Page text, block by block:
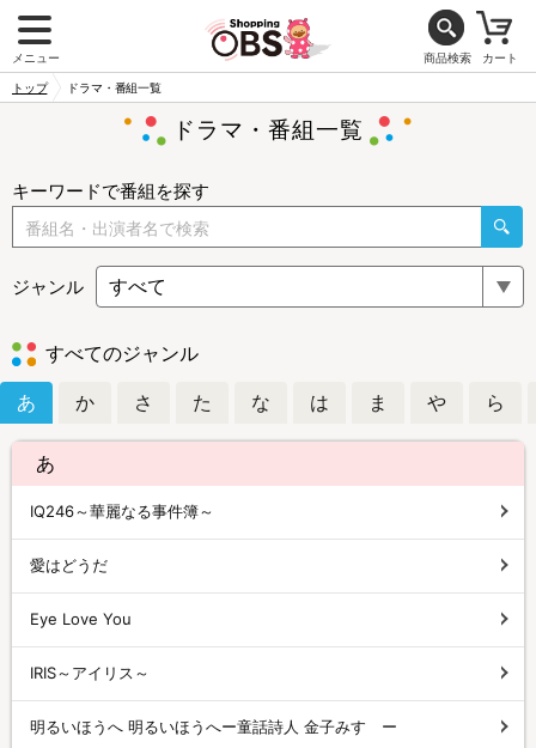
メニュー 商品検索 カート
トップ ドラマ・番組一覧
ドラマ・番組一覧
キーワードで番組を探す
ジャンル
すべてのジャンル
あ か さ た な は ま や ら
あ
IQ246～華麗なる事件簿～
愛はどうだ
Eye Love You
IRIS～アイリス～
明るいほうへ 明るいほうへー童話詩人 金子みすゞー